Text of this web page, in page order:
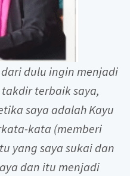
dulu ingin menjadi
terbaik saya,
saya adalah Kayu
kata (memberi
yang saya sukai dan
dan itu menjadi